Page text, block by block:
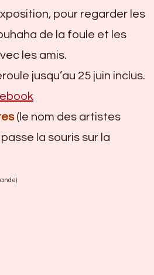
pour regarder les
de la foule et les
les amis.
jusqu’au 25 juin inclus.
(le nom des artistes
la souris sur la